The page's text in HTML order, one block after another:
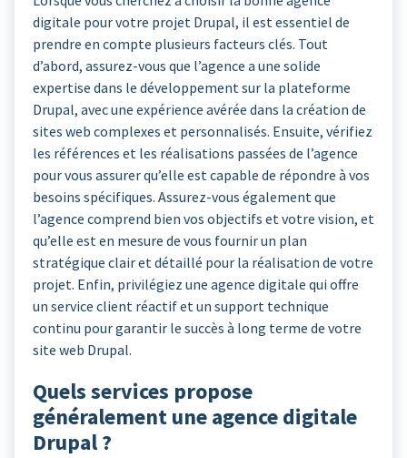
digitale pour votre projet Drupal, il est essentiel de
prendre en compte plusieurs facteurs clés. Tout
d’abord, assurez-vous que l’agence a une solide
expertise dans le développement sur la plateforme
Drupal, avec une expérience avérée dans la création de
sites web complexes et personnalisés. Ensuite, vérifiez
les références et les réalisations passées de l’agence
pour vous assurer qu’elle est capable de répondre à vos
besoins spécifiques. Assurez-vous également que
l’agence comprend bien vos objectifs et votre vision, et
qu’elle est en mesure de vous fournir un plan
stratégique clair et détaillé pour la réalisation de votre
projet. Enfin, privilégiez une agence digitale qui offre
un service client réactif et un support technique
continu pour garantir le succès à long terme de votre
site web Drupal.
Quels services propose
généralement une agence digitale
Drupal ?